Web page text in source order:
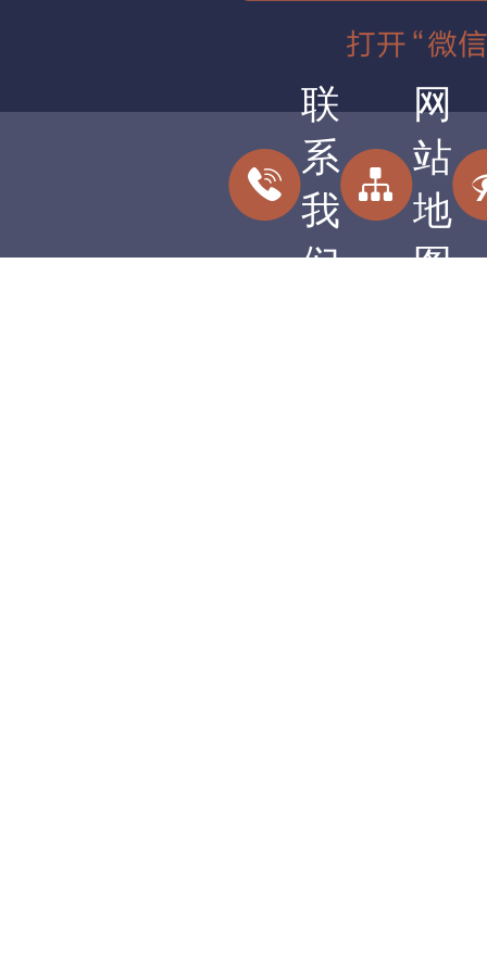
联
系
我
们
网
站
地
图